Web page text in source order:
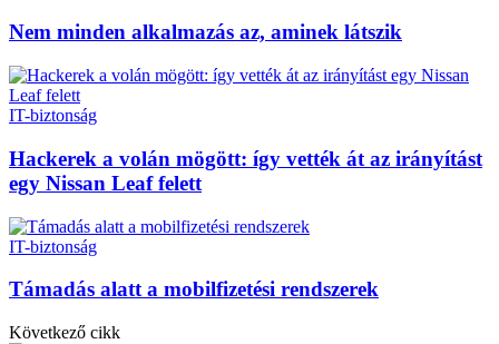
Nem minden alkalmazás az, aminek látszik
IT-biztonság
Hackerek a volán mögött: így vették át az irányítást
egy Nissan Leaf felett
IT-biztonság
Támadás alatt a mobilfizetési rendszerek
Következő cikk